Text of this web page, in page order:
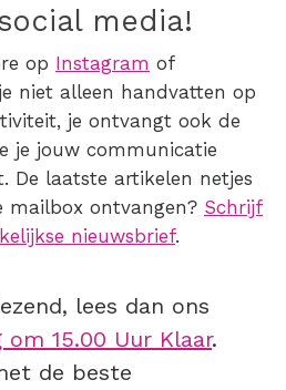
media!
op Instagram of
niet alleen handvatten op
je ontvangt ook de
je jouw communicatie
De laatste artikelen netjes
mailbox ontvangen? Schrijf
nieuwsbrief.
lees dan ons
om 15.00 Uur Klaar.
de beste